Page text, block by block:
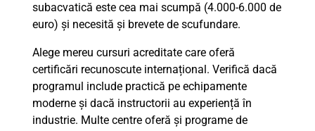
subacvatică este cea mai scumpă (4.000-6.000 de
euro) și necesită și brevete de scufundare.
Alege mereu cursuri acreditate care oferă
certificări recunoscute internațional. Verifică dacă
programul include practică pe echipamente
moderne și dacă instructorii au experiență în
industrie. Multe centre oferă și programe de